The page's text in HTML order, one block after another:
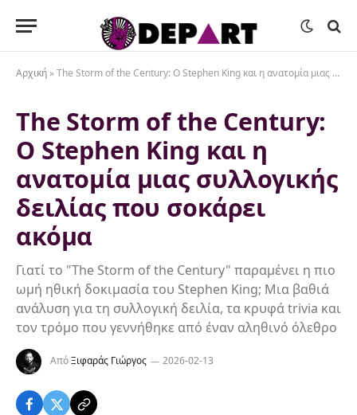
Αρχική »The Storm of the Century: Ο Stephen King και η ανατομία μιας συλλογικής δειλίας που σοκάρει ακόμα
The Storm of the Century:
Ο Stephen King και η
ανατομία μιας συλλογικής
δειλίας που σοκάρει
ακόμα
Γιατί το "The Storm of the Century" παραμένει η πιο
ωμή ηθική δοκιμασία του Stephen King; Μια βαθιά
ανάλυση για τη συλλογική δειλία, τα κρυφά trivia και
τον τρόμο που γεννήθηκε από έναν αληθινό όλεθρο
ΑπόΞιφαράς Γιώργος 2026-02-13